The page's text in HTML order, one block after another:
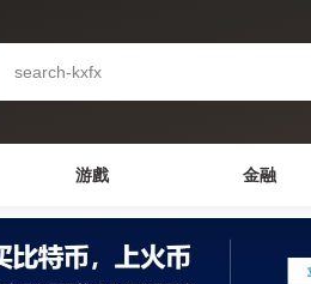
游戲 金融